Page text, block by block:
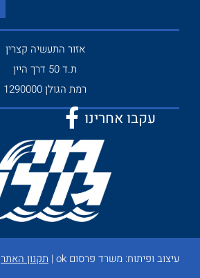
אזור התעשיה קצרין
ת.ד 50 דרך היין
רמת הגולן 1290000
עקבו אחרינו
עיצוב ופיתוח: משרד פרסום ok | תקנון האתר